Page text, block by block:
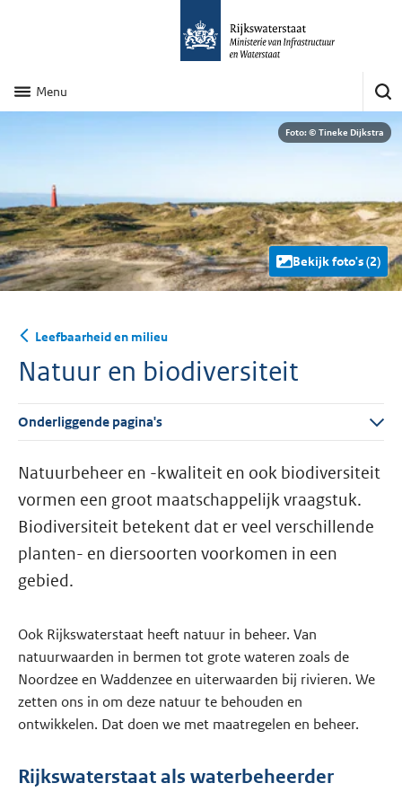
Menu
Foto: © Tineke Dijkstra
Bekijk foto's (2)
Leefbaarheid en milieu
Natuur en biodiversiteit
Onderliggende pagina's
Natuurbeheer en -kwaliteit en ook biodiversiteit
vormen een groot maatschappelijk vraagstuk.
Biodiversiteit betekent dat er veel verschillende
planten- en diersoorten voorkomen in een
gebied.
Ook Rijkswaterstaat heeft natuur in beheer. Van
natuurwaarden in bermen tot grote wateren zoals de
Noordzee en Waddenzee en uiterwaarden bij rivieren. We
zetten ons in om deze natuur te behouden en
ontwikkelen. Dat doen we met maatregelen en beheer.
Rijkswaterstaat als waterbeheerder